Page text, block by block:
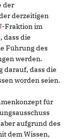
der
derzeitigen
-Fraktion im
dass die
Führung des
werden.
darauf, dass die
worden seien.
für
aufgrund des
dem Wissen,